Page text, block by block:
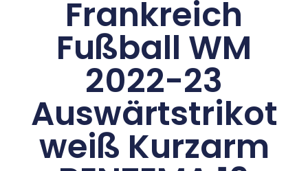
Frankreich
Fußball WM
2022-23
Auswärtstrikot
weiß Kurzarm